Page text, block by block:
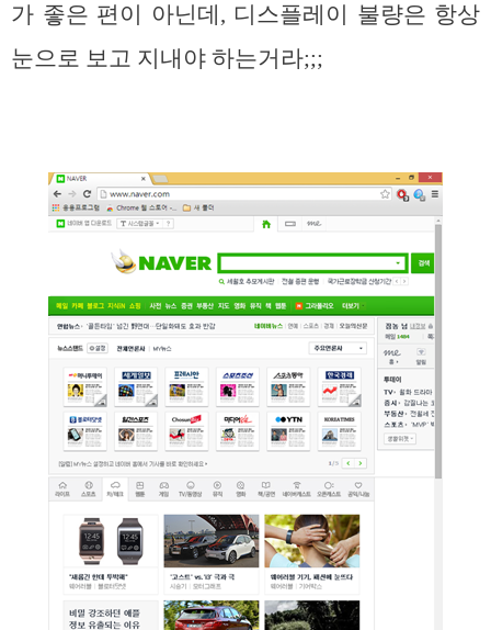
가 좋은 편이 아닌데, 디스플레이 불량은 항상
눈으로 보고 지내야 하는거라;;;